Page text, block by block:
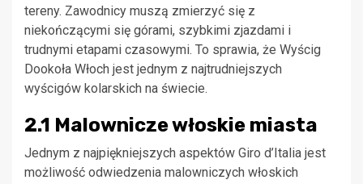
tereny. Zawodnicy muszą zmierzyć się z
niekończącymi się górami, szybkimi zjazdami i
trudnymi etapami czasowymi. To sprawia, że Wyścig
Dookoła Włoch jest jednym z najtrudniejszych
wyścigów kolarskich na świecie.
2.1 Malownicze włoskie miasta
Jednym z najpiękniejszych aspektów Giro d’Italia jest
możliwość odwiedzenia malowniczych włoskich